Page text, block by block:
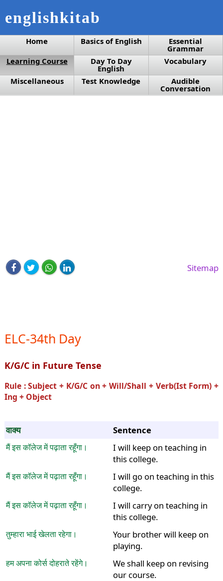
englishkitab
Home Basics of English Essential
Grammar
Learning Course
Day To Day
English
Vocabulary
Miscellaneous
Test Knowledge Audible
Conversation
Sitemap
ELC-34th Day
K/G/C in Future Tense
Rule : Subject + K/G/C on + Will/Shall + Verb(Ist Form) +
Ing + Object
वाक्य Sentence
मैं इस कॉलेज में पढ़ाता रहूँगा।
I will keep on teaching in
this college.
मैं इस कॉलेज में पढ़ाता रहूँगा।
I will go on teaching in this
college.
मैं इस कॉलेज में पढ़ाता रहूँगा।
I will carry on teaching in
this college.
तुम्हारा भाई खेलता रहेगा।
Your brother will keep on
playing.
हम अपना कोर्स दोहराते रहेंगे।
We shall keep on revising
our course.